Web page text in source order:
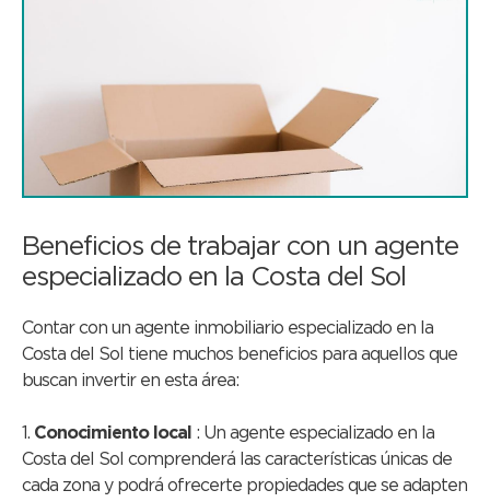
Beneficios de trabajar con un agente
especializado en la Costa del Sol
Contar con un agente inmobiliario especializado en la
Costa del Sol tiene muchos beneficios para aquellos que
buscan invertir en esta área:
1. Conocimiento local : Un agente especializado en la
Costa del Sol comprenderá las características únicas de
cada zona y podrá ofrecerte propiedades que se adapten